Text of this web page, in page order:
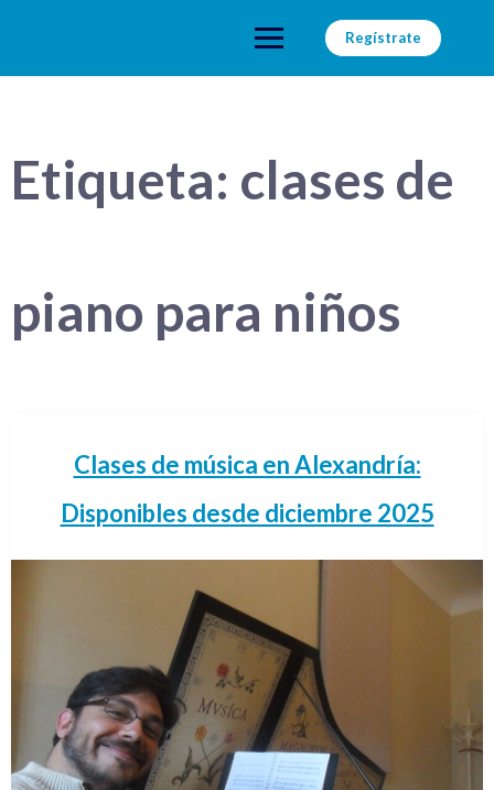
Regístrate
Etiqueta: clases de
piano para niños
Clases de música en Alexandría:
Disponibles desde diciembre 2025